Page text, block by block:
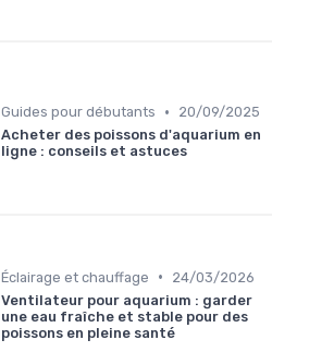
Guides pour débutants •
20/09/2025
Acheter des poissons d'aquarium en
ligne : conseils et astuces
Éclairage et chauffage •
24/03/2026
Ventilateur pour aquarium : garder
une eau fraîche et stable pour des
poissons en pleine santé